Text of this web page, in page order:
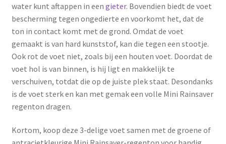
water kunt aftappen in een gieter. Bovendien biedt de voet
bescherming tegen ongedierte en voorkomt het, dat de
ton in contact komt met de grond. Omdat de voet
gemaakt is van hard kunststof, kan die tegen een stootje.
Ook rot de voet niet, zoals bij een houten voet. Doordat de
voet hol is van binnen, is hij ligt en makkelijk te
verschuiven, totdat die op de juiste plek staat. Desondanks
is de voet sterk en kan met gemak een volle Mini Rainsaver
regenton dragen.
Kortom, koop deze 3-delige voet samen met de groene of